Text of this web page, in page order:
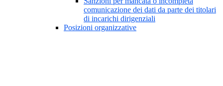
comunicazione dei dati da parte dei titolari
di incarichi dirigenziali
Posizioni organizzative